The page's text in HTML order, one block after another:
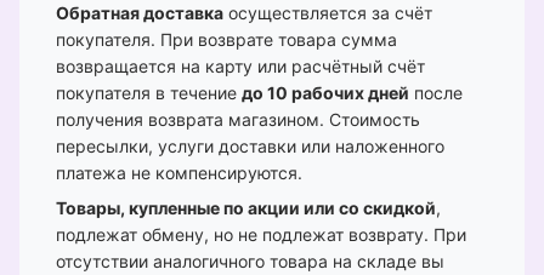
Обратная доставка осуществляется за счёт
покупателя. При возврате товара сумма
возвращается на карту или расчётный счёт
покупателя в течение до 10 рабочих дней после
получения возврата магазином. Стоимость
пересылки, услуги доставки или наложенного
платежа не компенсируются.
Товары, купленные по акции или со скидкой,
подлежат обмену, но не подлежат возврату. При
отсутствии аналогичного товара на складе вы